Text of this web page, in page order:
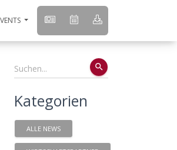
search
Kategorien
ALLE NEWS